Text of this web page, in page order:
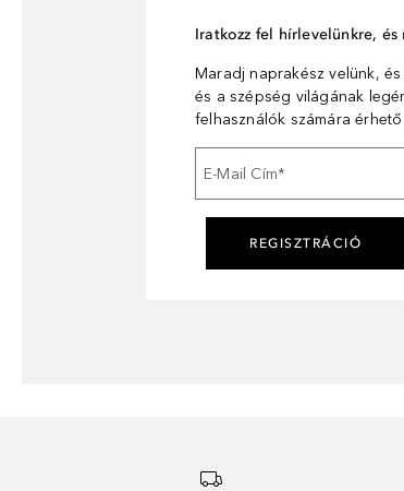
Iratkozz fel hírlevelünkre,
Maradj naprakész velünk,
és a szépség világának
felhasználók számára érhető
E-Mail Cím*
REGISZTRÁCIÓ